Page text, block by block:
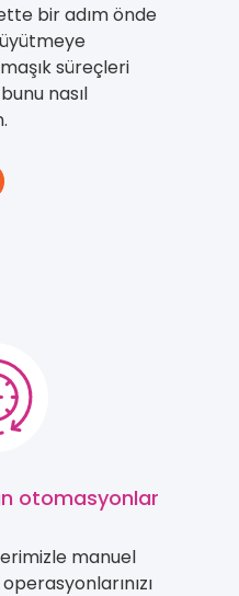
bir adım önde
süreçleri
nasıl
otomasyonlar
manuel